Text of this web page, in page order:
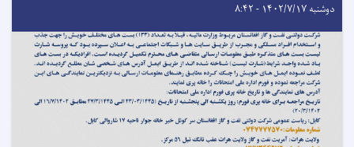
دوشنبه ۱۴۰۲/۷/۱۷ - ۸:۴۲